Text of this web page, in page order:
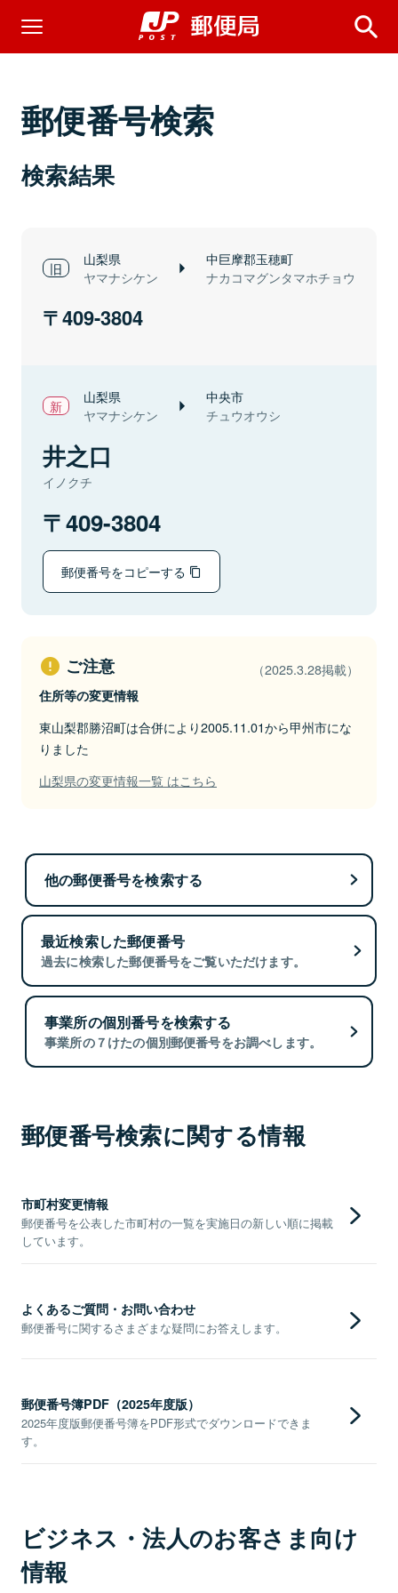
郵便番号検索
検索結果
山梨県
ヤマナシケン
中巨摩郡玉穂町
ナカコマグンタマホチョウ
409-3804
山梨県
ヤマナシケン
中央市
チュウオウシ
井之口
イノクチ
409-3804
郵便番号をコピーする
ご注意 （2025.3.28掲載）
住所等の変更情報
東山梨郡勝沼町は合併により2005.11.01から甲州市にな
りました
山梨県の変更情報一覧 はこちら
他の郵便番号を検索する
最近検索した郵便番号
過去に検索した郵便番号をご覧いただけます。
事業所の個別番号を検索する
事業所の７けたの個別郵便番号をお調べします。
郵便番号検索に関する情報
市町村変更情報
郵便番号を公表した市町村の一覧を実施日の新しい順に掲載
しています。
よくあるご質問・お問い合わせ
郵便番号に関するさまざまな疑問にお答えします。
郵便番号簿PDF（2025年度版）
2025年度版郵便番号簿をPDF形式でダウンロードできま
す。
ビジネス・法人のお客さま向け
情報